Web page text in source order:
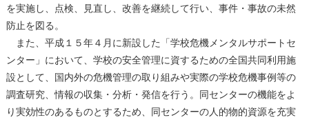
を実施し、点検、見直し、改善を継続して行い、事件・事故の未然
防止を図る。
また、平成１５年４月に新設した「学校危機メンタルサポートセ
ンター」において、学校の安全管理に資するための全国共同利用施
設として、国内外の危機管理の取り組みや実際の学校危機事例等の
調査研究、情報の収集・分析・発信を行う。同センターの機能をよ
り実効性のあるものとするため、同センターの人的物的資源を充実